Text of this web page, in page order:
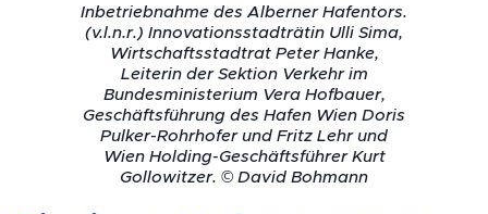
Inbetriebnahme des Alberner Hafentors.
(v.l.n.r.) Innovationsstadträtin Ulli Sima,
Wirtschaftsstadtrat Peter Hanke,
Leiterin der Sektion Verkehr im
Bundesministerium Vera Hofbauer,
Geschäftsführung des Hafen Wien Doris
Pulker-Rohrhofer und Fritz Lehr und
Wien Holding-Geschäftsführer Kurt
Gollowitzer. © David Bohmann